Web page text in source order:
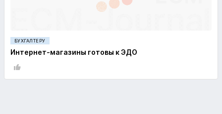
БУХГАЛТЕРУ
Интернет-магазины готовы к ЭДО